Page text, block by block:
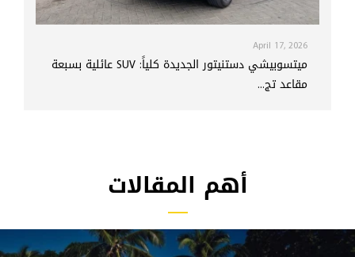
April 17, 2026
ميتسوبيشي دستنيتور الجديدة كلياً: SUV عائلية بسبعة
مقاعد تج...
أهم المقالات